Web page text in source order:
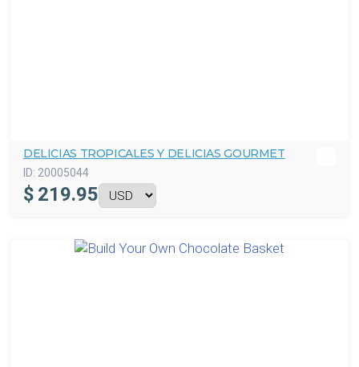
DELICIAS TROPICALES Y DELICIAS GOURMET
ID: 20005044
$ 219.95